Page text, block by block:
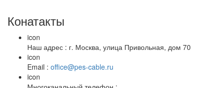
Конатакты
icon
Наш адрес : г. Москва, улица Привольная, дом 70
icon
Email : office@pes-cable.ru
icon